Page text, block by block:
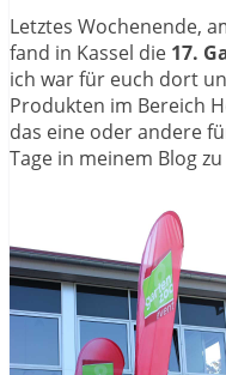
Letztes Wochenende,
fand in Kassel die 17.
ich war für euch dort
Produkten im Bereich
das eine oder andere
Tage in meinem Blog